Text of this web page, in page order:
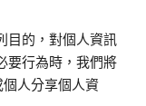
目的，對個人資訊
要行為時，我們將
人分享個人資